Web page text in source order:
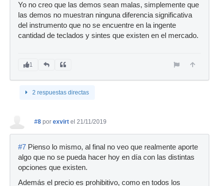
Yo no creo que las demos sean malas, simplemente que
las demos no muestran ninguna diferencia significativa
del instrumento que no se encuentre en la ingente
cantidad de teclados y sintes que existen en el mercado.
1
2 respuestas directas
#8 por exvirt el 21/11/2019
#7 Pienso lo mismo, al final no veo que realmente aporte
algo que no se pueda hacer hoy en día con las distintas
opciones que existen.
Además el precio es prohibitivo, como en todos los